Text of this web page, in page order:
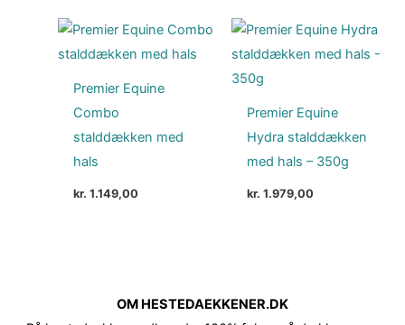
Premier Equine
Combo
stalddækken med
hals
kr. 1.149,00
Premier Equine
Hydra stalddækken
med hals – 350g
kr. 1.979,00
OM HESTEDAEKKENER.DK